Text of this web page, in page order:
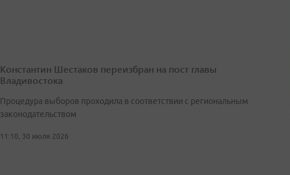
Константин Шестаков переизбран на пост главы
Владивостока
Процедура выборов проходила в соответствии с региональным
законодательством
11:10, 30 июля 2026